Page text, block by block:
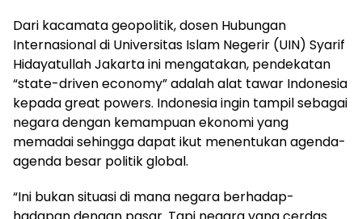
Dari kacamata geopolitik, dosen Hubungan
Internasional di Universitas Islam Negerir (UIN) Syarif
Hidayatullah Jakarta ini mengatakan, pendekatan
“state-driven economy” adalah alat tawar Indonesia
kepada great powers. Indonesia ingin tampil sebagai
negara dengan kemampuan ekonomi yang
memadai sehingga dapat ikut menentukan agenda-
agenda besar politik global.
“Ini bukan situasi di mana negara berhadap-